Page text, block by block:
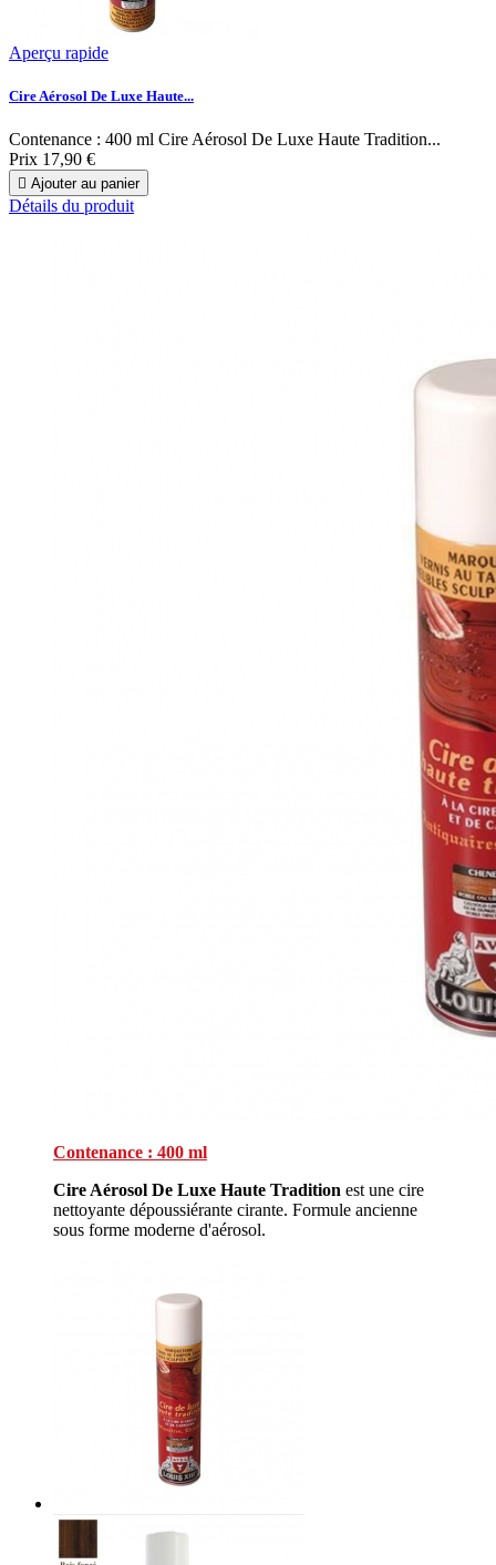
Aperçu rapide
Cire Aérosol De Luxe Haute...
Contenance : 400 ml Cire Aérosol De Luxe Haute Tradition...
Prix 17,90 €
 Ajouter au panier
Détails du produit
Contenance : 400 ml
Cire Aérosol De Luxe Haute Tradition est une cire
nettoyante dépoussiérante cirante. Formule ancienne
sous forme moderne d'aérosol.